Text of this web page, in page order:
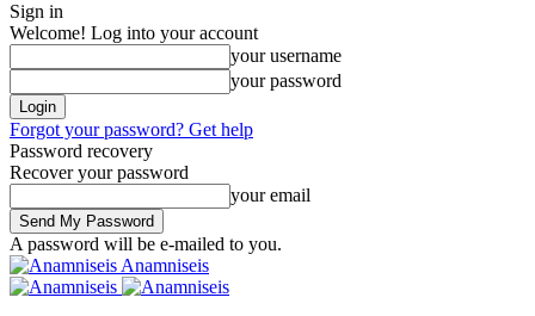
Sign in
Welcome! Log into your account
your username
your password
Forgot your password? Get help
Password recovery
Recover your password
your email
A password will be e-mailed to you.
Anamniseis